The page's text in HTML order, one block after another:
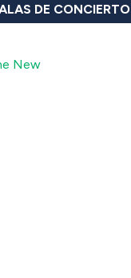
DE CONCIERTO
New